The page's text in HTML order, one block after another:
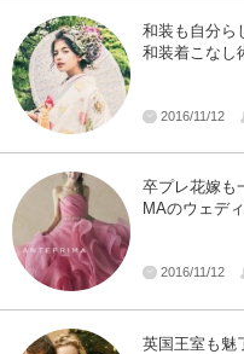
和装も自分ら
和装着こな
2016/11/12
卒プレ花嫁も
MAのウェデ
2016/11/12
英国王室も